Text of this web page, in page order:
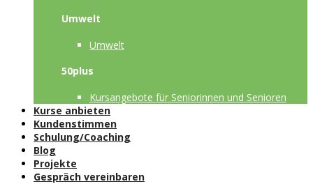
Umwelt
Umwelt
50plus
Kursangebote für Seniorinnen und Senioren
Kurse anbieten
Kundenstimmen
Schulung/Coaching
Blog
Projekte
Gespräch vereinbaren